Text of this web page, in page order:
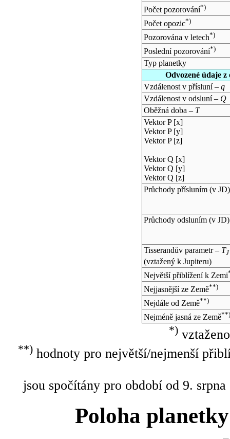
Počet pozorování*)
Počet opozic*)
Pozorována v letech*)
Poslední pozorování*)
Typ planetky
Odvozené údaje
Vzdálenost v přísluní – q
Vzdálenost v odsluní – Q
Oběžná doba – T
Vektor P [x]
Vektor P [y]
Vektor P [z]
Vektor Q [x]
Vektor Q [y]
Vektor Q [z]
Průchody přísluním (v JD)
Průchody odsluním (v JD)
Tisserandův parametr – TJ
(vztažený k Jupiteru)
Největší přiblížení k Zemi
Nejjasnější ze Země**)
Nejdále od Země**)
Nejméně jasná ze Země**)
*)
**)hodnoty pro největší/nejmenší
jsou spočítány pro období od 9.
Poloha